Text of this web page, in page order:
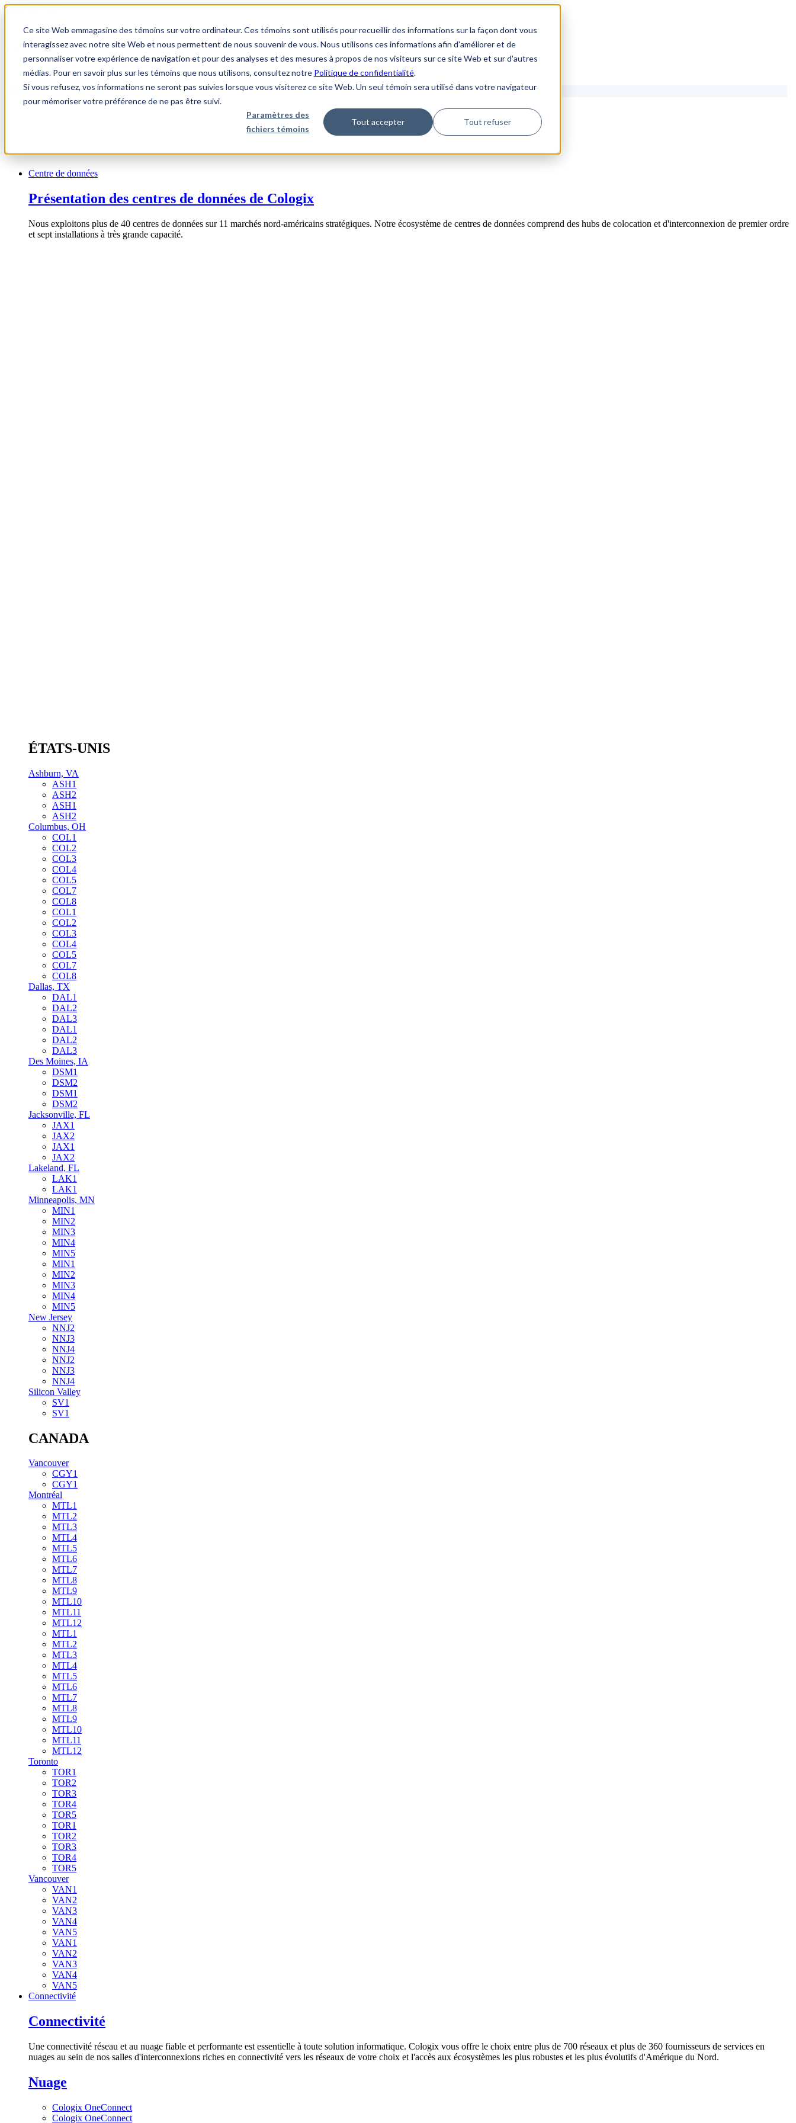
Ce site Web emmagasine des témoins sur votre ordinateur. Ces témoins sont utilisés pour recueillir des informations sur la façon dont vous
interagissez avec notre site Web et nous permettent de nous souvenir de vous. Nous utilisons ces informations afin d'améliorer et de
personnaliser votre expérience de navigation et pour des analyses et des mesures à propos de nos visiteurs sur ce site Web et sur d'autres
médias. Pour en savoir plus sur les témoins que nous utilisons, consultez notre Politique de confidentialité.
Si vous refusez, vos informations ne seront pas suivies lorsque vous visiterez ce site Web. Un seul témoin sera utilisé dans votre navigateur
pour mémoriser votre préférence de ne pas être suivi.
Paramètres des
fichiers témoins
Tout accepter Tout refuser
1.866.931.9661
Login
FR
Centre de données
Présentation des centres de données de Cologix
Nous exploitons plus de 40 centres de données sur 11 marchés nord-américains stratégiques. Notre écosystème de centres de données comprend des hubs de colocation et d'interconnexion de premier ordre
et sept installations à très grande capacité.
ÉTATS-UNIS
Ashburn, VA
ASH1
ASH2
ASH1
ASH2
Columbus, OH
COL1
COL2
COL3
COL4
COL5
COL7
COL8
COL1
COL2
COL3
COL4
COL5
COL7
COL8
Dallas, TX
DAL1
DAL2
DAL3
DAL1
DAL2
DAL3
Des Moines, IA
DSM1
DSM2
DSM1
DSM2
Jacksonville, FL
JAX1
JAX2
JAX1
JAX2
Lakeland, FL
LAK1
LAK1
Minneapolis, MN
MIN1
MIN2
MIN3
MIN4
MIN5
MIN1
MIN2
MIN3
MIN4
MIN5
New Jersey
NNJ2
NNJ3
NNJ4
NNJ2
NNJ3
NNJ4
Silicon Valley
SV1
SV1
CANADA
Vancouver
CGY1
CGY1
Montréal
MTL1
MTL2
MTL3
MTL4
MTL5
MTL6
MTL7
MTL8
MTL9
MTL10
MTL11
MTL12
MTL1
MTL2
MTL3
MTL4
MTL5
MTL6
MTL7
MTL8
MTL9
MTL10
MTL11
MTL12
Toronto
TOR1
TOR2
TOR3
TOR4
TOR5
TOR1
TOR2
TOR3
TOR4
TOR5
Vancouver
VAN1
VAN2
VAN3
VAN4
VAN5
VAN1
VAN2
VAN3
VAN4
VAN5
Connectivité
Connectivité
Une connectivité réseau et au nuage fiable et performante est essentielle à toute solution informatique. Cologix vous offre le choix entre plus de 700 réseaux et plus de 360 fournisseurs de services en
nuages au sein de nos salles d'interconnexions riches en connectivité vers les réseaux de votre choix et l'accès aux écosystèmes les plus robustes et les plus évolutifs d'Amérique du Nord.
Nuage
Cologix OneConnect
Cologix OneConnect